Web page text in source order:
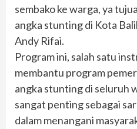
sembako ke warga, ya
angka stunting di Kota
Andy Rifai.
Program ini, salah satu
membantu program
angka stunting di seluruh
sangat penting sebagai
dalam menangani